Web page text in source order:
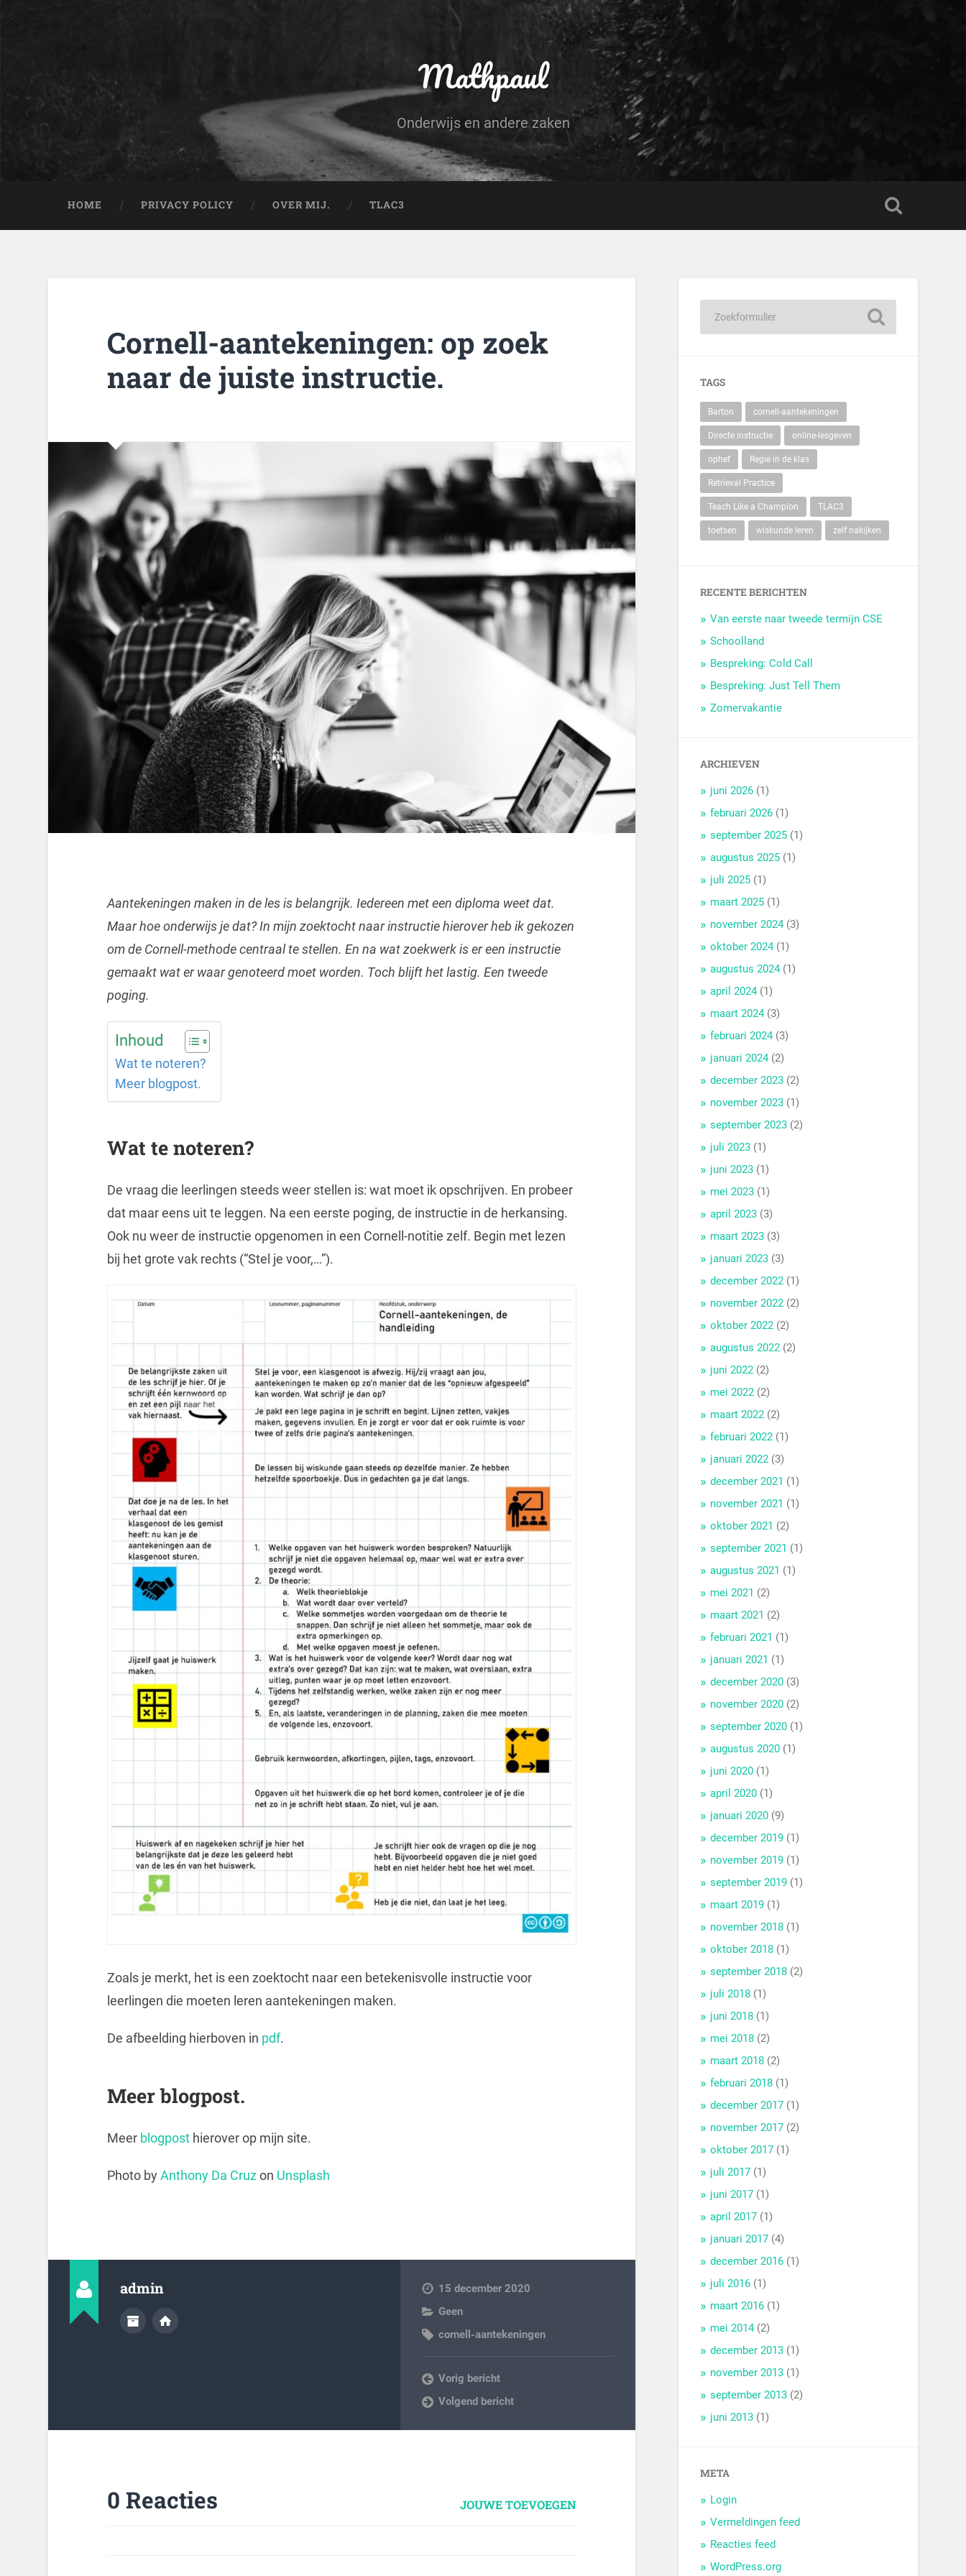
Mathpaul
Onderwijs en andere zaken
HOME PRIVACY POLICY OVER MIJ. TLAC3
Cornell-aantekeningen: op zoek
naar de juiste instructie.
Aantekeningen maken in de les is belangrijk. Iedereen met een diploma weet dat.
Maar hoe onderwijs je dat? In mijn zoektocht naar instructie hierover heb ik gekozen
om de Cornell-methode centraal te stellen. En na wat zoekwerk is er een instructie
gemaakt wat er waar genoteerd moet worden. Toch blijft het lastig. Een tweede
poging.
Inhoud
Wat te noteren?
Meer blogpost.
Wat te noteren?
De vraag die leerlingen steeds weer stellen is: wat moet ik opschrijven. En probeer
dat maar eens uit te leggen. Na een eerste poging, de instructie in de herkansing.
Ook nu weer de instructie opgenomen in een Cornell-notitie zelf. Begin met lezen
bij het grote vak rechts (“Stel je voor,…”).
Zoals je merkt, het is een zoektocht naar een betekenisvolle instructie voor
leerlingen die moeten leren aantekeningen maken.
De afbeelding hierboven in pdf.
Meer blogpost.
Meer blogposthierover op mijn site.
Photo byAnthony Da Cruzon Unsplash
admin
15 december 2020
Geen
cornell-aantekeningen
Vorig bericht
Volgend bericht
0 Reacties JOUWE TOEVOEGEN
TAGS
Barton cornell-aantekeningen
Directe instructie online-lesgeven
ophef Regie in de klas
Retrieval Practice
Teach Like a Champion TLAC3
toetsen wiskunde leren zelf nakijken
RECENTE BERICHTEN
Van eerste naar tweede termijn CSE
Schoolland
Bespreking: Cold Call
Bespreking: Just Tell Them
Zomervakantie
ARCHIEVEN
juni 2026 (1)
februari 2026 (1)
september 2025 (1)
augustus 2025 (1)
juli 2025 (1)
maart 2025 (1)
november 2024 (3)
oktober 2024 (1)
augustus 2024 (1)
april 2024 (1)
maart 2024 (3)
februari 2024 (3)
januari 2024 (2)
december 2023 (2)
november 2023 (1)
september 2023 (2)
juli 2023 (1)
juni 2023 (1)
mei 2023 (1)
april 2023 (3)
maart 2023 (3)
januari 2023 (3)
december 2022 (1)
november 2022 (2)
oktober 2022 (2)
augustus 2022 (2)
juni 2022 (2)
mei 2022 (2)
maart 2022 (2)
februari 2022 (1)
januari 2022 (3)
december 2021 (1)
november 2021 (1)
oktober 2021 (2)
september 2021 (1)
augustus 2021 (1)
mei 2021 (2)
maart 2021 (2)
februari 2021 (1)
januari 2021 (1)
december 2020 (3)
november 2020 (2)
september 2020 (1)
augustus 2020 (1)
juni 2020 (1)
april 2020 (1)
januari 2020 (9)
december 2019 (1)
november 2019 (1)
september 2019 (1)
maart 2019 (1)
november 2018 (1)
oktober 2018 (1)
september 2018 (2)
juli 2018 (1)
juni 2018 (1)
mei 2018 (2)
maart 2018 (2)
februari 2018 (1)
december 2017 (1)
november 2017 (2)
oktober 2017 (1)
juli 2017 (1)
juni 2017 (1)
april 2017 (1)
januari 2017 (4)
december 2016 (1)
juli 2016 (1)
maart 2016 (1)
mei 2014 (2)
december 2013 (1)
november 2013 (1)
september 2013 (2)
juni 2013 (1)
META
Login
Vermeldingen feed
Reacties feed
WordPress.org